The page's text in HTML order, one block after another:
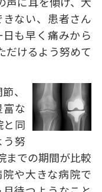
ない、患者さん
も早く痛みから
だけるよう努めて
、
な
同
う努
までの期間が比較
や大きな病院で